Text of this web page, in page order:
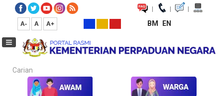
| | |
A- A A+ BM EN
Carian...
Laman Utama Media Koleksi Media
Kenyataan / Siaran